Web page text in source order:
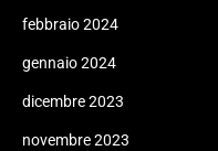
febbraio 2024
gennaio 2024
dicembre 2023
novembre 2023